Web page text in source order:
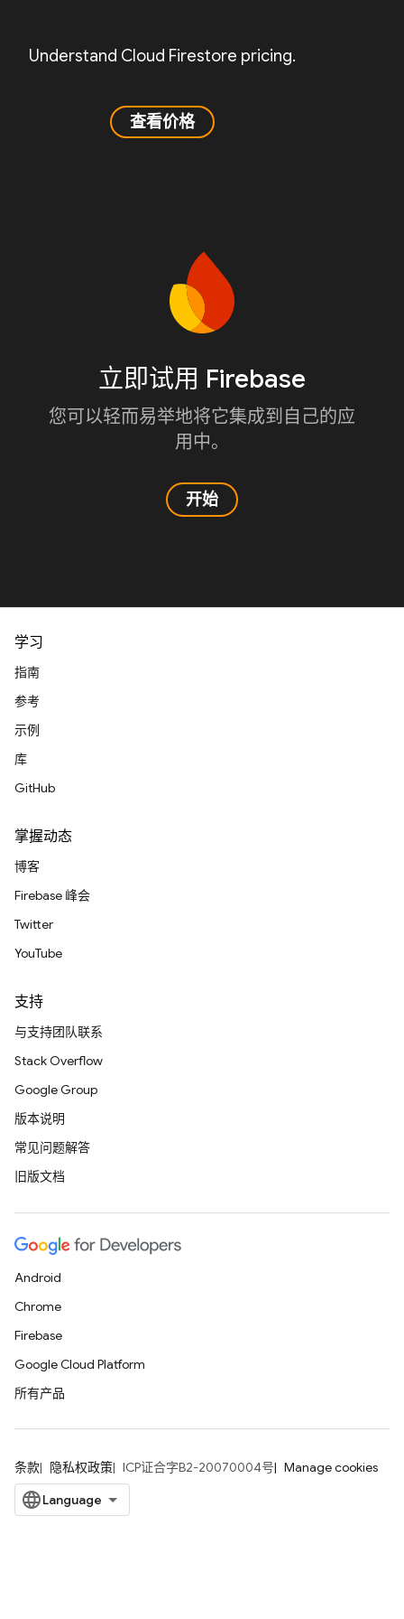
Understand Cloud Firestore pricing.
查看价格
立即试用 Firebase
您可以轻而易举地将它集成到自己的应
用中。
开始
学习
指南
参考
示例
库
GitHub
掌握动态
博客
Firebase 峰会
Twitter
YouTube
支持
与支持团队联系
Stack Overflow
Google Group
版本说明
常见问题解答
旧版文档
Android
Chrome
Firebase
Google Cloud Platform
所有产品
条款 隐私权政策 ICP证合字B2-20070004号 Manage cookies